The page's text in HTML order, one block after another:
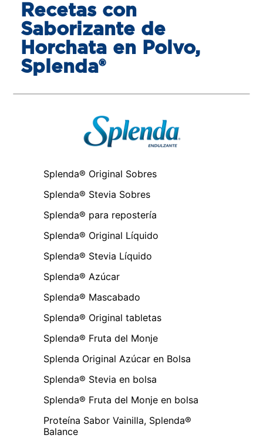
Recetas con
Saborizante de
Horchata en Polvo,
Splenda®
Splenda® Original Sobres
Splenda® Stevia Sobres
Splenda® para repostería
Splenda® Original Líquido
Splenda® Stevia Líquido
Splenda® Azúcar
Splenda® Mascabado
Splenda® Original tabletas
Splenda® Fruta del Monje
Splenda Original Azúcar en Bolsa
Splenda® Stevia en bolsa
Splenda® Fruta del Monje en bolsa
Proteína Sabor Vainilla, Splenda®
Balance